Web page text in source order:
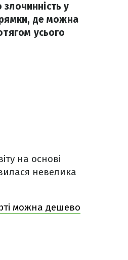
у
де можна
усього
на основі
невелика
можна дешево